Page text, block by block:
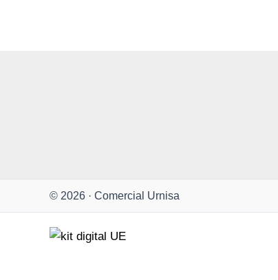
© 2026 · Comercial Urnisa